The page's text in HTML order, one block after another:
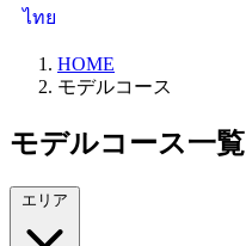
ไทย
HOME
モデルコース
モデルコース一覧
エリア